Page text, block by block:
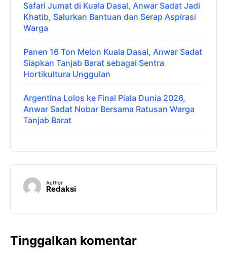
Safari Jumat di Kuala Dasal, Anwar Sadat Jadi
Khatib, Salurkan Bantuan dan Serap Aspirasi
Warga
Panen 16 Ton Melon Kuala Dasal, Anwar Sadat
Siapkan Tanjab Barat sebagai Sentra
Hortikultura Unggulan
Argentina Lolos ke Final Piala Dunia 2026,
Anwar Sadat Nobar Bersama Ratusan Warga
Tanjab Barat
Author
Redaksi
Tinggalkan komentar